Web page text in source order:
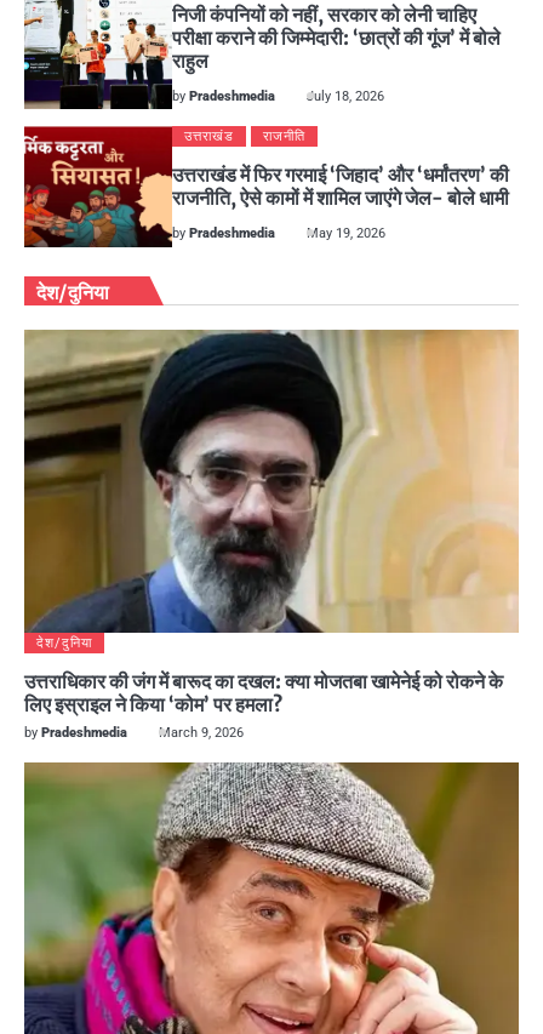
निजी कंपनियों को नहीं, सरकार को लेनी चाहिए
परीक्षा कराने की जिम्मेदारी: ‘छात्रों की गूंज’ में बोले
राहुल
byPradeshmedia July 18, 2026
उत्तराखंड राजनीति
उत्तराखंड में फिर गरमाई ‘जिहाद’ और ‘धर्मांतरण’ की
राजनीति, ऐसे कामों में शामिल जाएंगे जेल- बोले धामी
byPradeshmedia May 19, 2026
देश/दुनिया
देश/दुनिया
उत्तराधिकार की जंग में बारूद का दखल: क्या मोजतबा खामेनेई को रोकने के
लिए इस्राइल ने किया ‘कोम’ पर हमला?
by Pradeshmedia March 9, 2026